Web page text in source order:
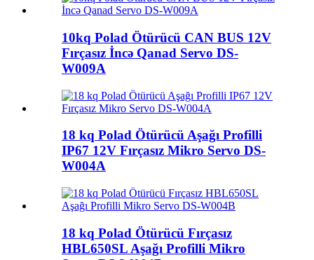
10kq Polad Ötürücü CAN BUS 12V
Fırçasız İncə Qanad Servo DS-
W009A
18 kq Polad Ötürücü Aşağı Profilli
IP67 12V Fırçasız Mikro Servo DS-
W004A
18 kq Polad Ötürücü Fırçasız
HBL650SL Aşağı Profilli Mikro